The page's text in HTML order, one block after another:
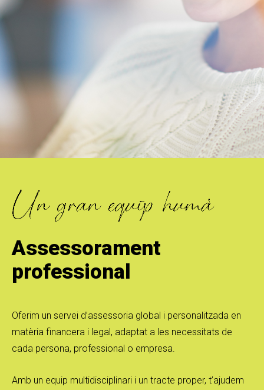
Assessorament
professional
Oferim un servei d’assessoria global i personalitzada en
matèria financera i legal, adaptat a les necessitats de
cada persona, professional o empresa.
Amb un equip multidisciplinari i un tracte proper, t’ajudem